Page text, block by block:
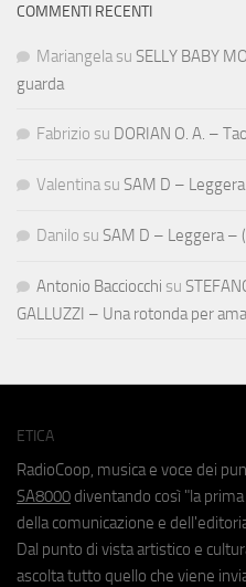
COMMENTI RECENTI
Mariangela su SELLY BABY
guarda
Fabrizio su DORIAN O. A. – Tao
Valentina su SAM D –
Danilo su SAM D – Leggera –
Antonio Bacciocchi su
GALLUZZI – Una rotonda per
ETICA
RadioCoop, musica e voce dei
SA8000 diventando così "la
della comunicazione e
Dal punto di vista artistico e
ascolta tutto quello che viene